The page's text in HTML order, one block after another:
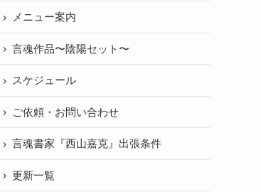
メニュー案内
言魂作品〜陰陽セット〜
スケジュール
ご依頼・お問い合わせ
言魂書家『西山嘉克』出張条件
更新一覧